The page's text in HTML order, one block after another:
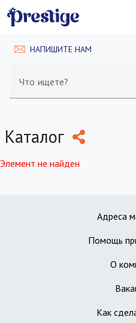
НАПИШИТЕ НАМ
Что ищете?
Каталог
Элемент не найден
Адреса
Помощь
О
Как